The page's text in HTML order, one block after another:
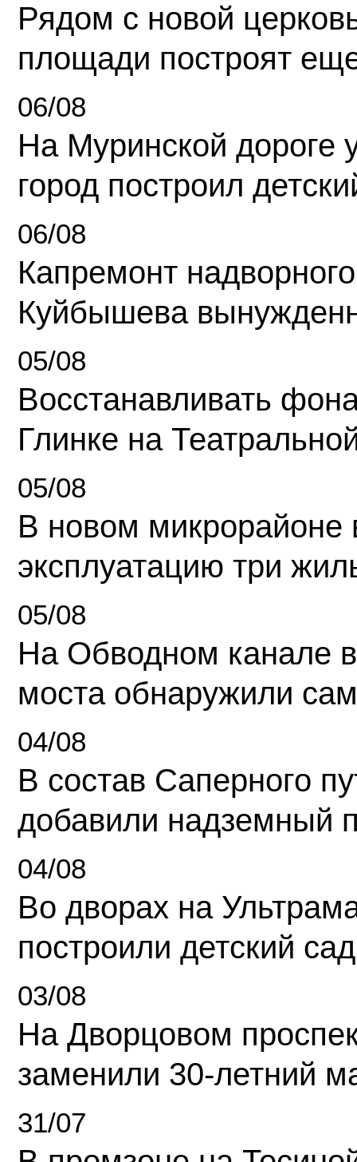
Рядом с новой
площади построят
06/08
На Муринской дороге
город построил
06/08
Капремонт
Куйбышева
05/08
Восстанавливать
Глинке на
05/08
В новом микрорайоне
эксплуатацию три
05/08
На Обводном канале
моста обнаружили
04/08
В состав Саперного
добавили надземный
04/08
Во дворах на
построили детский сад
03/08
На Дворцовом
заменили 30-летний
31/07